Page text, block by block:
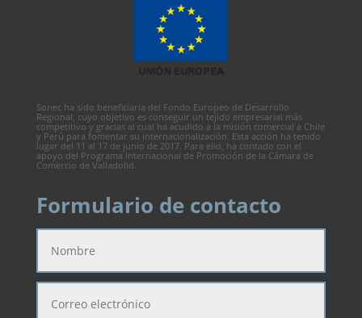
Sonec ha sido beneficiaria del Fondo Europeo de Desarrollo
Regional, cuyo objetivo es conseguir un tejido empresarial más
competitivo y gracias al cual ha acudido a la misión comercial a Chile
y Perú para fomentar su internacionalización. Esta acción ha tenido
lugar del 11 al 17 de junio de 2017. Para ello, ha contado con el
apoyo del Programa Internacional de Promoción de la Cámara de
Comercio de Valladolid.
Formulario de contacto